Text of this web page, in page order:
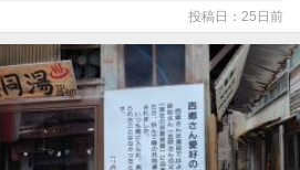
投稿日：25日前